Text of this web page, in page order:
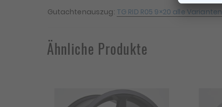
Gutachtenauszug: TG RID R05 9×20 alle Varianten
Ähnliche Produkte